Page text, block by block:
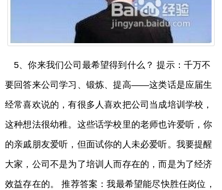
5、你来我们公司最希望得到什么？ 提示：千万不
要回答来公司学习、锻炼、提高——这类话是应届生
经常喜欢说的，有很多人喜欢把公司当成培训学校，
这种想法很幼稚。这些话学校里的老师也许爱听，你
的亲戚朋友爱听，但面试你的人未必爱听。我要提醒
大家，公司不是为了培训人而存在的，而是为了经济
效益存在的。 推荐答案：我最希望能尽快胜任岗位，